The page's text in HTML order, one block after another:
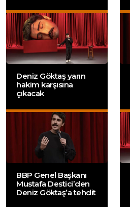
Deniz Göktaş yarın
hakim karşısına
çıkacak
BBP Genel Başkanı
Mustafa Destici’den
Deniz Göktaş’a tehdit